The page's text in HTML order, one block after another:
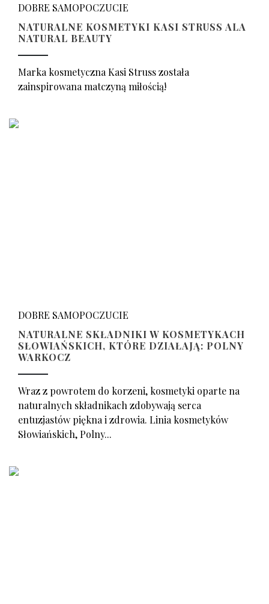
DOBRE SAMOPOCZUCIE
NATURALNE KOSMETYKI KASI STRUSS ALA
NATURAL BEAUTY
Marka kosmetyczna Kasi Struss została
zainspirowana matczyną miłością!
DOBRE SAMOPOCZUCIE
NATURALNE SKŁADNIKI W KOSMETYKACH
SŁOWIAŃSKICH, KTÓRE DZIAŁAJĄ: POLNY
WARKOCZ
Wraz z powrotem do korzeni, kosmetyki oparte na
naturalnych składnikach zdobywają serca
entuzjastów piękna i zdrowia. Linia kosmetyków
Słowiańskich, Polny...